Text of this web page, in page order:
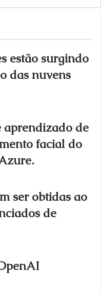
estão surgindo
das nuvens
de
facial do
ser obtidas ao
de